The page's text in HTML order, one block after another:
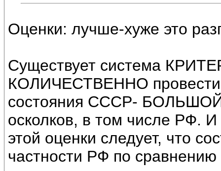
Оценки: лучше-хуже это
Существует система
КОЛИЧЕСТВЕННО
состояния СССР-
осколков, в том числе РФ.
этой оценки следует, что
частности РФ по